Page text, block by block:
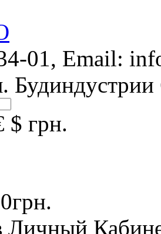
01, Email:
Будиндустрии
$ грн.
Личный